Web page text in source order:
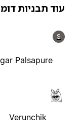
תבניות דומות
Sagar Palsapure
Verunchik